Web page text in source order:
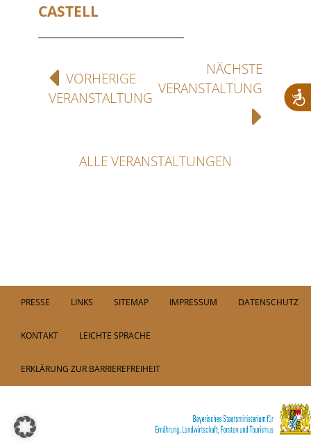
CASTELL
VORHERIGE
VERANSTALTUNG
NÄCHSTE
VERANSTALTUNG
ALLE VERANSTALTUNGEN
PRESSE LINKS SITEMAP IMPRESSUM DATENSCHUTZ
KONTAKT LEICHTE SPRACHE
ERKLÄRUNG ZUR BARRIEREFREIHEIT